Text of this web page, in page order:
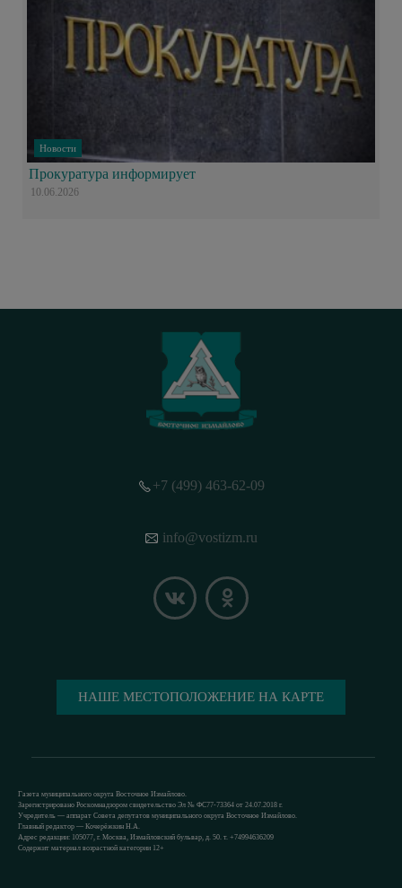
Новости
Прокуратура информирует
10.06.2026
+7 (499) 463-62-09
info@vostizm.ru
НАШЕ МЕСТОПОЛОЖЕНИЕ НА КАРТЕ
Газета муниципального округа Восточное Измайлово.
Зарегистрировано Роскомнадзором свидетельство Эл № ФС77-73364 от 24.07.2018 г.
Учредитель — аппарат Совета депутатов муниципального округа Восточное Измайлово.
Главный редактор — Кочерёжкин Н.А.
Адрес редакции: 105077, г. Москва, Измайловский бульвар, д. 50. т. +74994636209
Содержит материал возрастной категории 12+